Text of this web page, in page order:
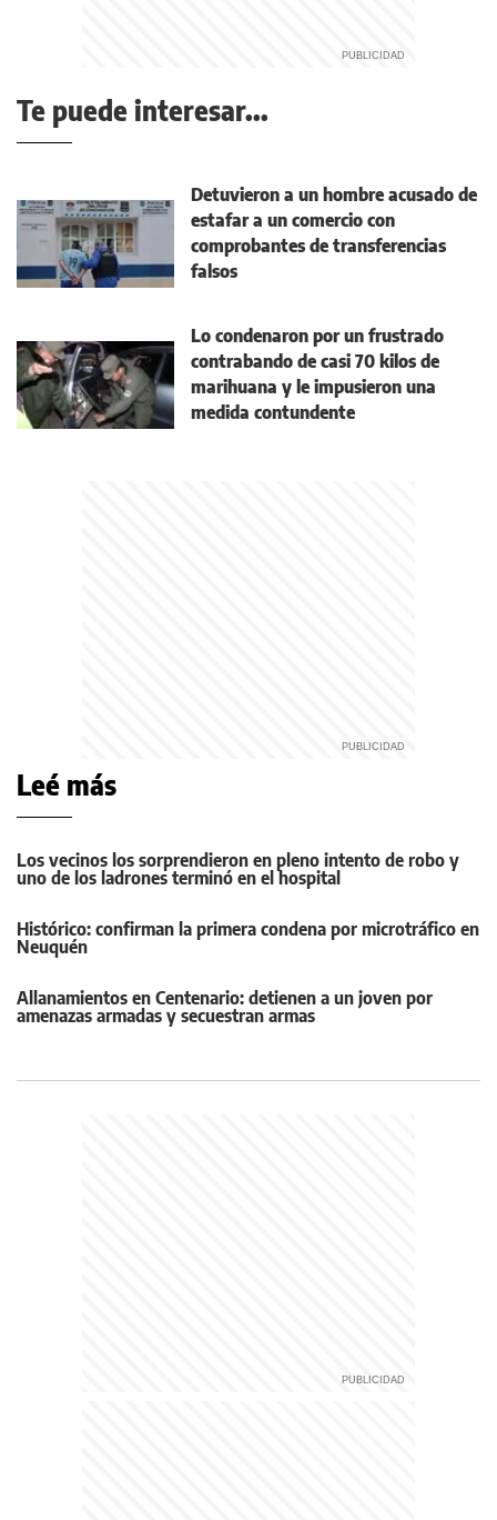
Te puede interesar...
Detuvieron a un hombre acusado de
estafar a un comercio con
comprobantes de transferencias
falsos
Lo condenaron por un frustrado
contrabando de casi 70 kilos de
marihuana y le impusieron una
medida contundente
Leé más
Los vecinos los sorprendieron en pleno intento de robo y
uno de los ladrones terminó en el hospital
Histórico: confirman la primera condena por microtráfico en
Neuquén
Allanamientos en Centenario: detienen a un joven por
amenazas armadas y secuestran armas